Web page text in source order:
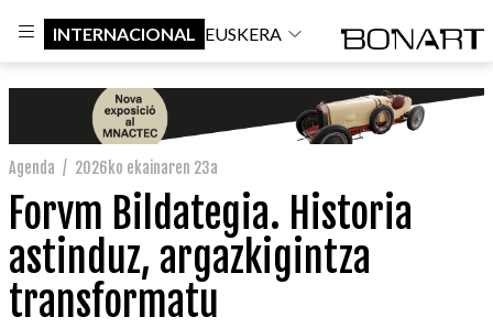
INTERNACIONAL EUSKERA
Agenda / 2026ko ekainaren 23a
Forvm Bildategia. Historia
astinduz, argazkigintza
transformatu